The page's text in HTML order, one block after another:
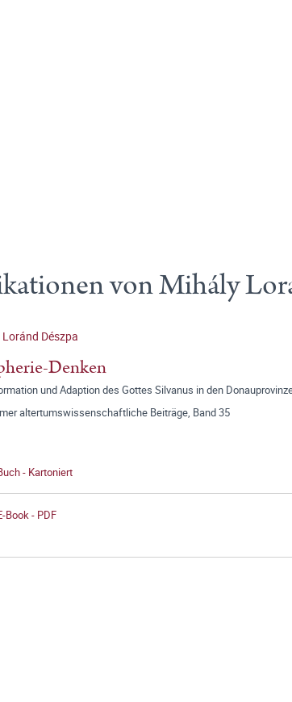
von Mihály
Dészpa
Denken
und Adaption des Gottes Silvanus in den
altertumswissenschaftliche Beiträge, Band 35
- Kartoniert
Book - PDF